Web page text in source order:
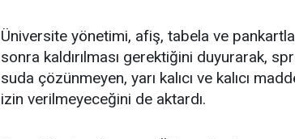
Üniversite yönetimi, afiş, tabela ve
sonra kaldırılması gerektiğini duyurarak,
suda çözünmeyen, yarı kalıcı ve kalıcı
izin verilmeyeceğini de aktardı.